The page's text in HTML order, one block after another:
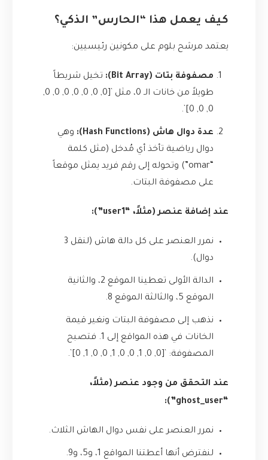
كيف يعمل هذا “الحارس” الذكي؟
يعتمد مرشح بلوم على مكونين رئيسيين:
مصفوفة بتات (Bit Array):
تخيل شريطاً
طويلاً من خانات الـ 0، مثل `[0, 0, 0, 0, 0, 0, 0,
0, 0, 0]`.
عدة دوال هاش (Hash Functions):
وهي
دوال رياضية تأخذ أي مُدخل (مثل كلمة
“omar”) وتحوله إلى رقم فريد يمثل موقعاً
على مصفوفة البتات.
عند إضافة عنصر (مثلاً، “user1”):
نمرر العنصر على كل دالة هاش (لنقل 3
دوال).
الدالة الأولى تعطينا الموقع 2، والثانية
الموقع 5، والثالثة الموقع 8.
نذهب إلى مصفوفة البتات ونغير قيمة
الخانات في هذه المواقع إلى 1. فتصبح
المصفوفة: `[0, 0, 1, 0, 0, 1, 0, 0, 1, 0]`.
عند التحقق من وجود عنصر (مثلاً،
“ghost_user”):
نمرر العنصر على نفس دوال الهاش الثلاث.
لنفترض أنها أعطتنا المواقع 1، و5، و9.